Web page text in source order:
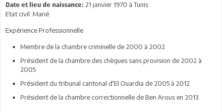
Date et lieu de naissance: 21 janvier 1970 à Tunis
Etat civil: Marié
Expérience Professionnelle
Membre de la chambre criminelle de 2000 à 2002
Président de la chambre des chèques sans provision de 2002 à
2005
Président du tribunal cantonal d'El Ouardia de 2005 à 2012
Président de la chambre correctionnelle de Ben Arous en 2013.